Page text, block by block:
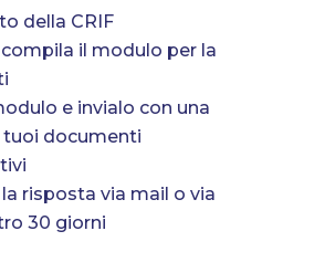
della CRIF
compila il modulo per la
e invialo con una
tuoi documenti
la risposta via mail o via
30 giorni